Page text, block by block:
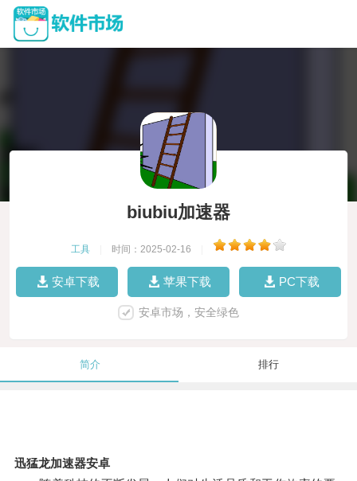
biubiu加速器
工具 时间：2025-02-16
安卓下载 苹果下载 PC下载
安卓市场，安全绿色
简介 排行
迅猛龙加速器安卓